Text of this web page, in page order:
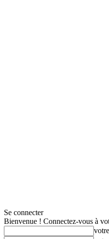
Se connecter
Bienvenue ! Connectez-vous à